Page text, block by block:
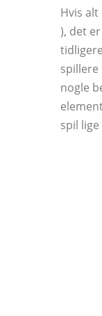
Hvis
), det
spillere
nogle
spil